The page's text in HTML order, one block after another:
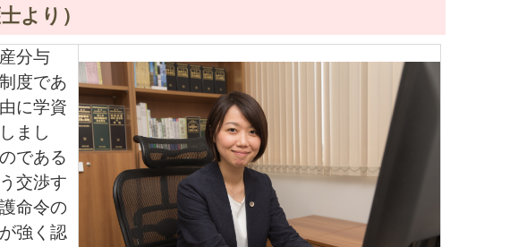
より）
分与
度であ
に学資
まし
である
交渉す
命令の
強く認